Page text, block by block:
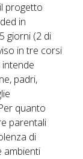
progetto
in
giorni (2 di
in tre corsi
intende
padri,
quanto
parentali
di
ambienti